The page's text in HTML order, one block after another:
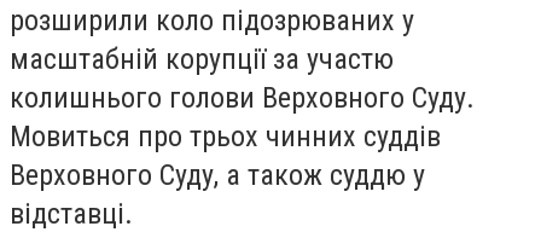
розширили коло підозрюваних у
масштабній корупції за участю
колишнього голови Верховного Суду.
Мовиться про трьох чинних суддів
Верховного Суду, а також суддю у
відставці.